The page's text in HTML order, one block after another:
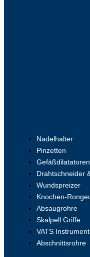
Nadelhalter
Pinzetten
Gefäßdilatatoren
Drahtschneider
Wundspreizer
Knochen-
Absaugrohre
Skalpell Griffe
VATS
Abschnittsrohre